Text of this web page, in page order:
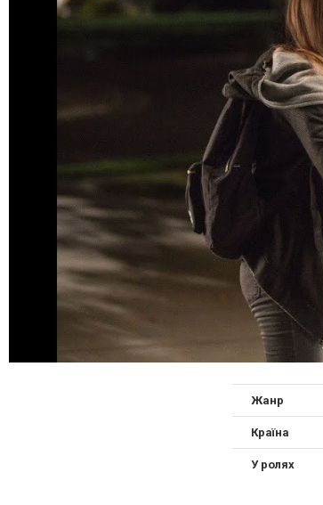
Жанр
Країна
У ролях